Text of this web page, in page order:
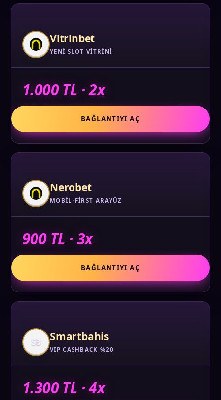
Vitrinbet
YENI SLOT VITRINI
1.000 TL · 2x
BAĞLANTIYI AÇ
Nerobet
MOBIL-FIRST ARAYÜZ
900 TL · 3x
BAĞLANTIYI AÇ
SB Smartbahis
VIP CASHBACK %20
1.300 TL · 4x